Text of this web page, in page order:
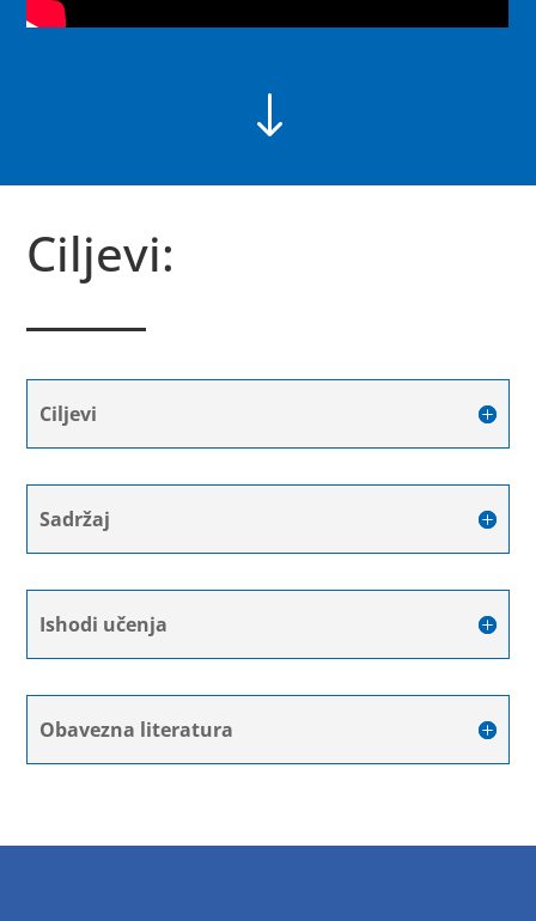
"
Ciljevi:
Ciljevi
Sadržaj
Ishodi učenja
Obavezna literatura